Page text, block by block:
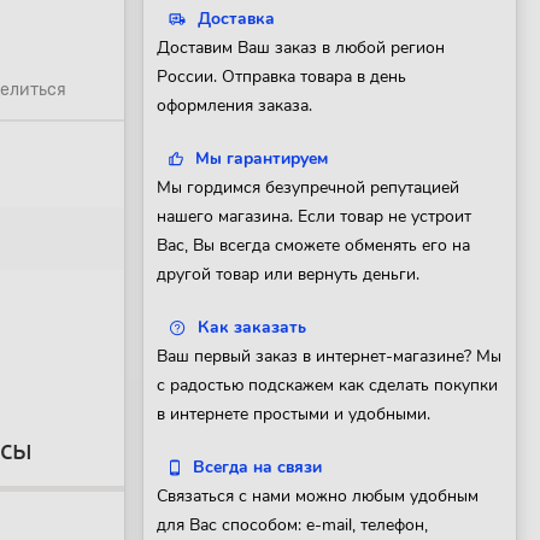
Доставка
Доставим Ваш заказ в любой регион
России. Отправка товара в день
оформления заказа.
Мы гарантируем
Мы гордимся безупречной репутацией
нашего магазина. Если товар не устроит
Вас, Вы всегда сможете обменять его на
другой товар или вернуть деньги.
Как заказать
Ваш первый заказ в интернет-магазине? Мы
с радостью подскажем как сделать покупки
в интернете простыми и удобными.
Всегда на связи
Связаться с нами можно любым удобным
для Вас способом: e-mail, телефон,